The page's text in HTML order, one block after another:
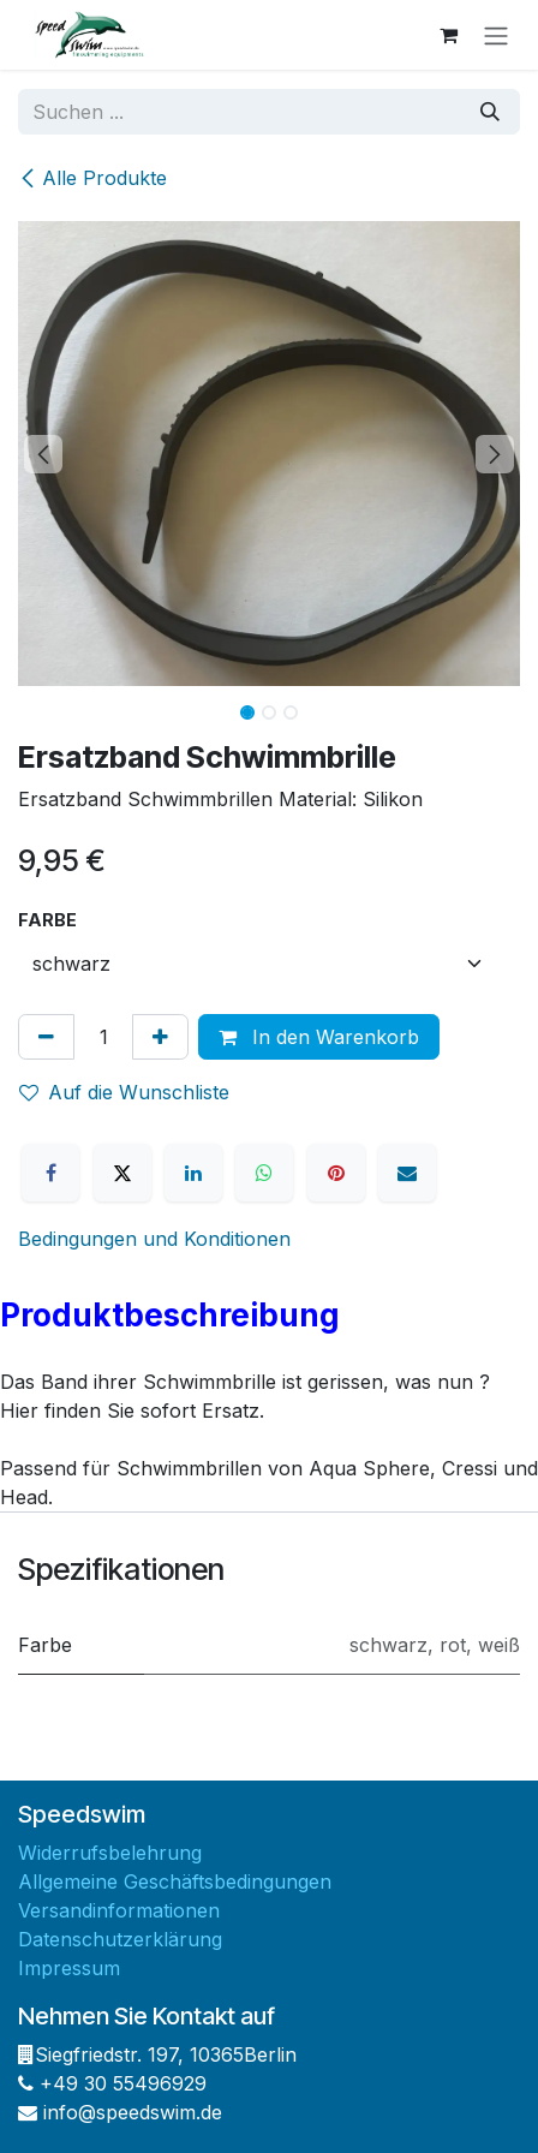
Zum Inhalt springen
Alle Produkte
Ersatzband Schwimmbrille
Ersatzband Schwimmbrillen Material: Silikon
9,95 €
FARBE
In den Warenkorb
Auf die Wunschliste
Bedingungen und Konditionen
Produktbeschreibung
Das Band ihrer Schwimmbrille ist gerissen, was nun ?
Hier finden Sie sofort Ersatz.
Passend für Schwimmbrillen von Aqua Sphere, Cressi und
Head.
Spezifikationen
Farbe schwarz, rot, weiß
Speedswim
Widerrufsbelehrung
Allgemeine Geschäftsbedingungen
Versandinformationen
Datenschutzerklärung
Impressum
Nehmen Sie Kontakt auf
Siegfriedstr. 197, 10365Berlin
+49 30 55496929
info@speedswim.de